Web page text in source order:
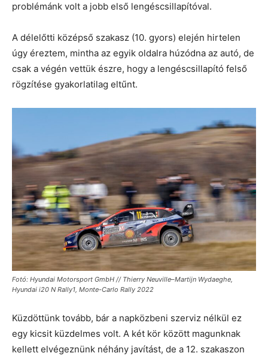
problémánk volt a jobb első lengéscsillapítóval.
A délelőtti középső szakasz (10. gyors) elején hirtelen
úgy éreztem, mintha az egyik oldalra húzódna az autó, de
csak a végén vettük észre, hogy a lengéscsillapító felső
rögzítése gyakorlatilag eltűnt.
Fotó: Hyundai Motorsport GmbH // Thierry Neuville–Martijn Wydaeghe,
Hyundai i20 N Rally1, Monte-Carlo Rally 2022
Küzdöttünk tovább, bár a napközbeni szerviz nélkül ez
egy kicsit küzdelmes volt. A két kör között magunknak
kellett elvégeznünk néhány javítást, de a 12. szakaszon